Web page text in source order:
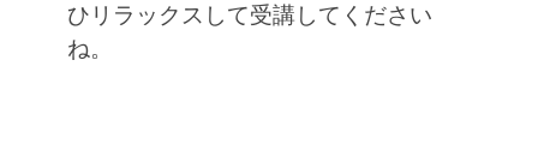
ひリラックスして受講してください
ね。